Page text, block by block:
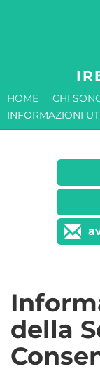
HOME CHI
INFORMAZIONI
della